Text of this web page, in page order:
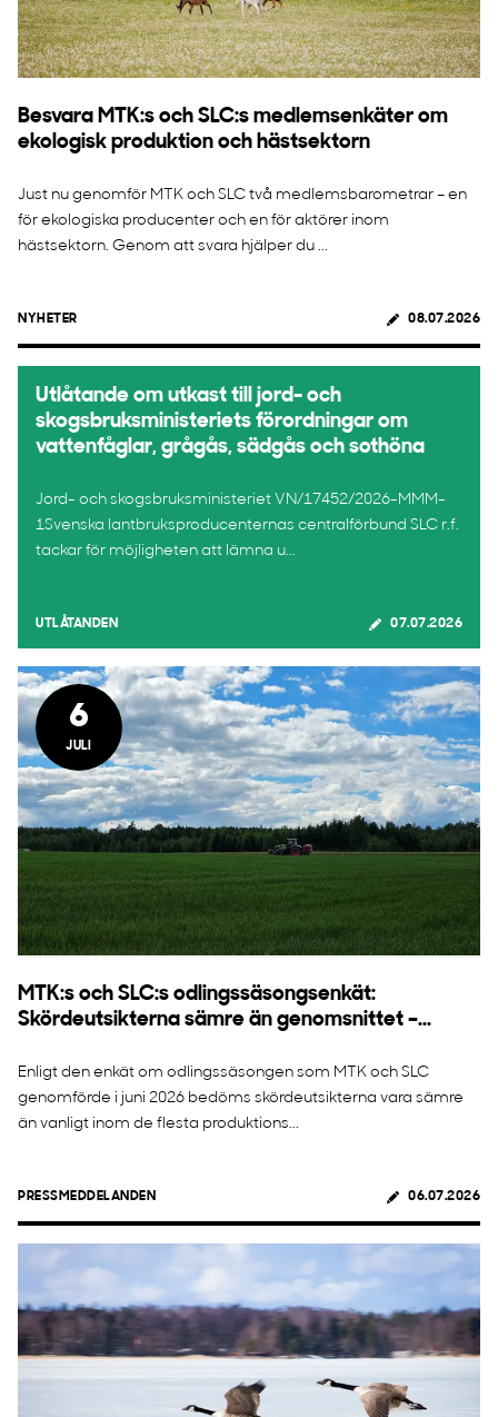
Besvara MTK:s och SLC:s medlemsenkäter om
ekologisk produktion och hästsektorn
Just nu genomför MTK och SLC två medlemsbarometrar – en
för ekologiska producenter och en för aktörer inom
hästsektorn. Genom att svara hjälper du ...
NYHETER 08.07.2026
Utlåtande om utkast till jord- och
skogsbruksministeriets förordningar om
vattenfåglar, grågås, sädgås och sothöna
Jord- och skogsbruksministeriet VN/17452/2026-MMM-
1Svenska lantbruksproducenternas centralförbund SLC r.f.
tackar för möjligheten att lämna u...
UTLÅTANDEN 07.07.2026
6
JULI
MTK:s och SLC:s odlingssäsongsenkät:
Skördeutsikterna sämre än genomsnittet –...
Enligt den enkät om odlingssäsongen som MTK och SLC
genomförde i juni 2026 bedöms skördeutsikterna vara sämre
än vanligt inom de flesta produktions...
PRESSMEDDELANDEN 06.07.2026